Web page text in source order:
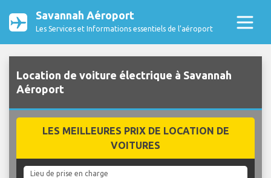
Savannah Aéroport
Les Services et Informations essentiels de l’aéroport
Location de voiture électrique à Savannah
Aéroport
LES MEILLEURES PRIX DE LOCATION DE
VOITURES
Lieu de prise en charge